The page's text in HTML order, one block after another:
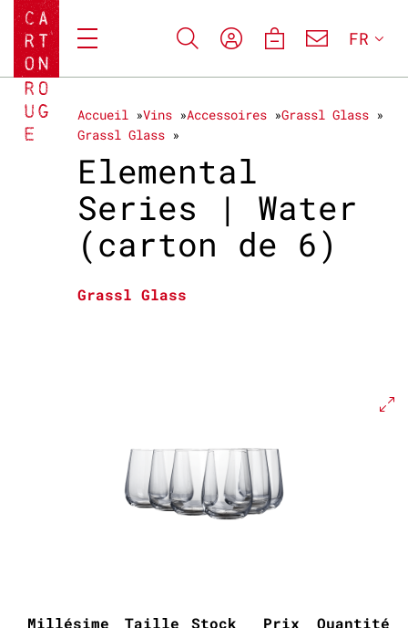
FR
Accueil Vins Accessoires
Grassl Glass
Grassl Glass
Elemental
Series | Water
(carton de 6)
Grassl Glass
Millésime Taille Stock Prix Quantité